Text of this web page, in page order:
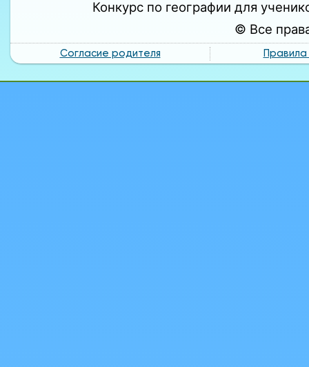
Конкурс по географии для
© Все
Согласие родителя Правила